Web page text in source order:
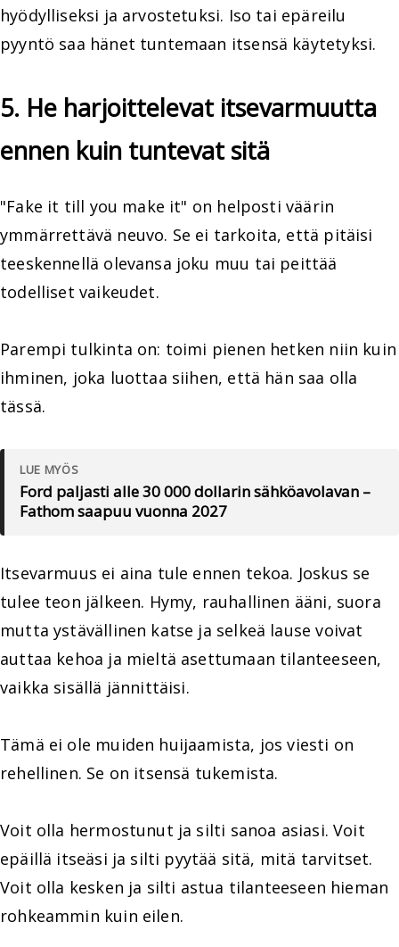
hyödylliseksi ja arvostetuksi. Iso tai epäreilu
pyyntö saa hänet tuntemaan itsensä käytetyksi.
5. He harjoittelevat itsevarmuutta
ennen kuin tuntevat sitä
"Fake it till you make it" on helposti väärin
ymmärrettävä neuvo. Se ei tarkoita, että pitäisi
teeskennellä olevansa joku muu tai peittää
todelliset vaikeudet.
Parempi tulkinta on: toimi pienen hetken niin kuin
ihminen, joka luottaa siihen, että hän saa olla
tässä.
LUE MYÖS
Ford paljasti alle 30 000 dollarin sähköavolavan –
Fathom saapuu vuonna 2027
Itsevarmuus ei aina tule ennen tekoa. Joskus se
tulee teon jälkeen. Hymy, rauhallinen ääni, suora
mutta ystävällinen katse ja selkeä lause voivat
auttaa kehoa ja mieltä asettumaan tilanteeseen,
vaikka sisällä jännittäisi.
Tämä ei ole muiden huijaamista, jos viesti on
rehellinen. Se on itsensä tukemista.
Voit olla hermostunut ja silti sanoa asiasi. Voit
epäillä itseäsi ja silti pyytää sitä, mitä tarvitset.
Voit olla kesken ja silti astua tilanteeseen hieman
rohkeammin kuin eilen.